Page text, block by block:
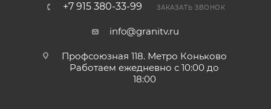
+7 915 380-33-99 ЗАКАЗАТЬ ЗВОНОК
info@granitv.ru
Профсоюзная 118. Метро Коньково
Работаем ежедневно с 10:00 до
18:00